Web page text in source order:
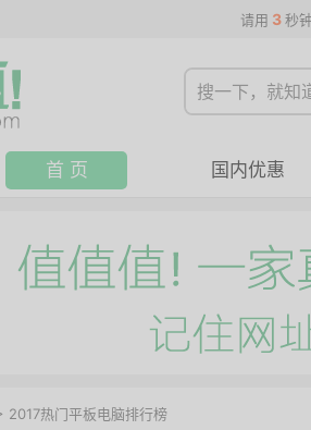
请用 3 秒
首 页 国内优惠
2017热门平板电脑排行榜